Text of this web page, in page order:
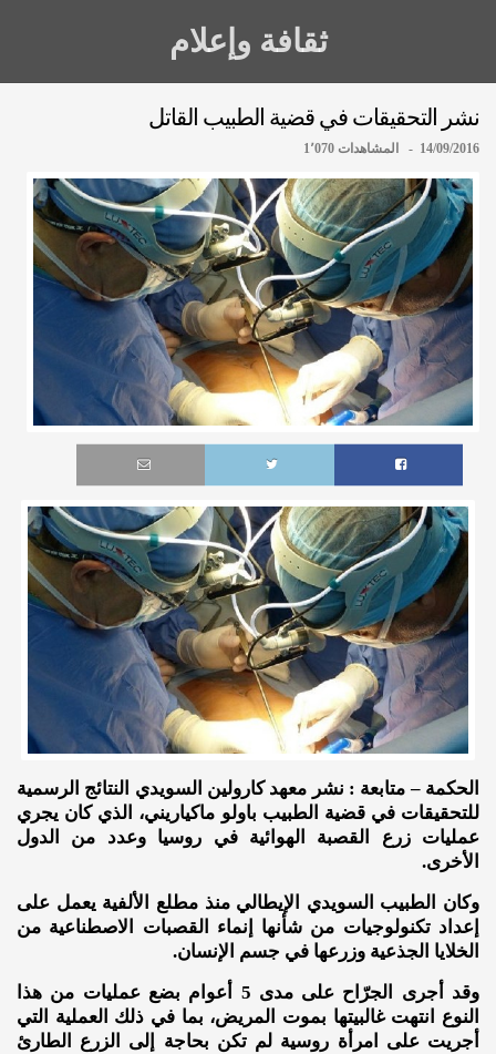
ثقافة وإعلام
نشر التحقيقات في قضية الطبيب القاتل
14/09/2016 - المشاهدات 1٬070
الحكمة – متابعة : نشر معهد كارولين السويدي النتائج الرسمية
للتحقيقات في قضية الطبيب باولو ماكياريني، الذي كان يجري
عمليات زرع القصبة الهوائية في روسيا وعدد من الدول
الأخرى.
وكان الطبيب السويدي الإيطالي منذ مطلع الألفية يعمل على
إعداد تكنولوجيات من شأنها إنماء القصبات الاصطناعية من
الخلايا الجذعية وزرعها في جسم الإنسان.
وقد أجرى الجرّاح على مدى 5 أعوام بضع عمليات من هذا
النوع انتهت غالبيتها بموت المريض، بما في ذلك العملية التي
أجريت على امرأة روسية لم تكن بحاجة إلى الزرع الطارئ